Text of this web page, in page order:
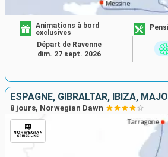
Animations à bord
exclusives
Départ de Ravenne
dim. 27 sept. 2026
ESPAGNE, GIBRALTAR, IBIZA,
8 jours, Norwegian Dawn